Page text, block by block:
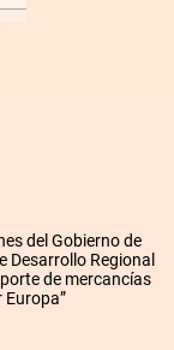
del Gobierno de
Desarrollo Regional
de mercancías
Europa”